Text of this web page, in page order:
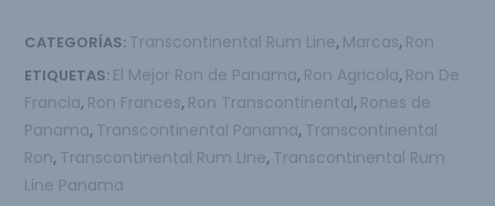
CATEGORÍAS: Transcontinental Rum Line, Marcas, Ron
ETIQUETAS: El Mejor Ron de Panama, Ron Agricola, Ron De
Francia, Ron Frances, Ron Transcontinental, Rones de
Panama, Transcontinental Panama, Transcontinental
Ron, Transcontinental Rum Line, Transcontinental Rum
Line Panama